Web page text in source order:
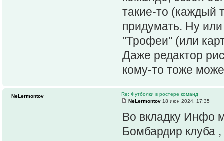
такие-то (каждый
придумать. Ну
"Трофеи" (или
Даже редактор
кому-то тоже
Re: Футболки в ростере команд
NeLermontov 18 июн 2024, 17:35
Во вкладку Инфо
Бомбардир клуба
NeLermontov